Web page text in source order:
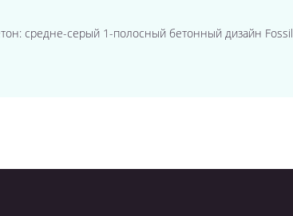
средне-серый 1-полосный бетонный дизайн Fossil